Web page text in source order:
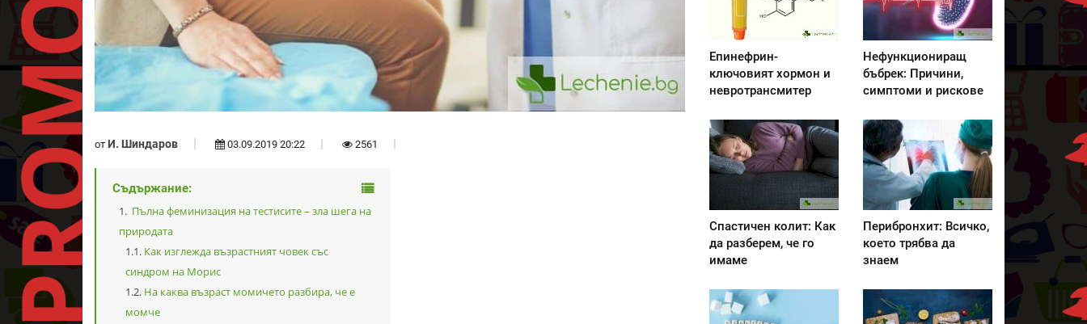
от И. Шиндаров 03.09.2019 20:22 2561
Съдържание:
Пълна феминизация на тестисите – зла шега на
природата
Как изглежда възрастният човек със
синдром на Морис
На каква възраст момичето разбира, че е
момче
Епинефрин-
ключовият хормон и
невротрансмитер
Нефункциониращ
бъбрек: Причини,
симптоми и рискове
Спастичен колит: Как
да разберем, че го
имаме
Перибронхит: Всичко,
което трябва да
знаем